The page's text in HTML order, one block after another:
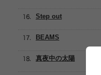
Step out
BEAMS
真夜中の太陽